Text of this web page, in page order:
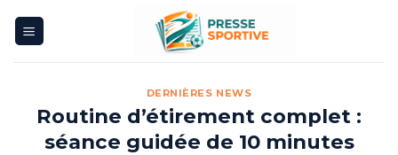
DERNIÈRES NEWS
Routine d’étirement complet :
séance guidée de 10 minutes